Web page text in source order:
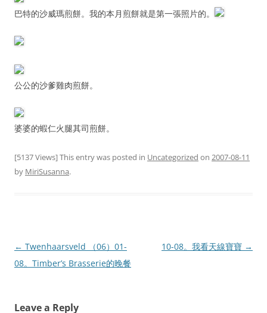
巴特的沙威瑪煎餅。我的本月煎餅就是第一張照片的。
公公的沙爹雞肉煎餅。
婆婆的蝦仁火腿其司煎餅。
[5137 Views] This entry was posted in Uncategorized on 2007-08-11
by MiriSusanna.
Post
navigation
← Twenhaarsveld （06）01-
08。Timber’s Brasserie的晚餐
10-08。我看天線寶寶 →
Leave a Reply